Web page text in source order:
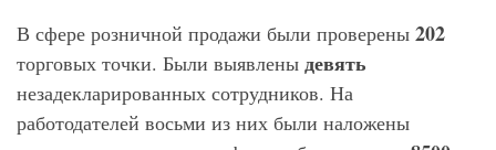
В сфере розничной продажи были проверены 202
торговых точки. Были выявлены девять
незадекларированных сотрудников. На
работодателей восьми из них были наложены